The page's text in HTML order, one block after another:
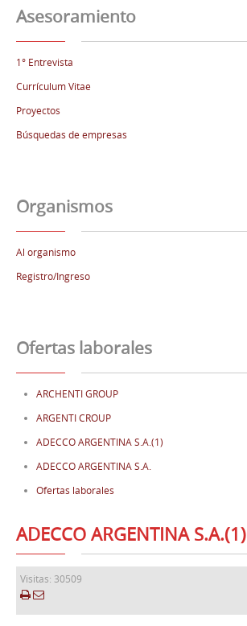
Asesoramiento
1° Entrevista
Currículum Vitae
Proyectos
Búsquedas de empresas
Organismos
Al organismo
Registro/Ingreso
Ofertas laborales
ARCHENTI GROUP
ARGENTI CROUP
ADECCO ARGENTINA S.A.(1)
ADECCO ARGENTINA S.A.
Ofertas laborales
ADECCO ARGENTINA S.A.(1)
Visitas: 30509